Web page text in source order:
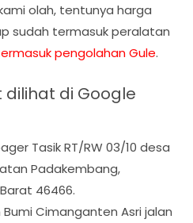
olah, tentunya harga
sudah termasuk peralatan
pengolahan Gule.
dilihat di Google
Tasik RT/RW 03/10 desa
Padakembang,
46466.
Bumi Cimanganten Asri jalan